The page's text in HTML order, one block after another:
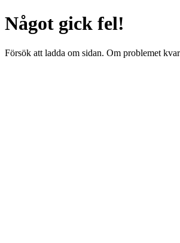
Något gick fel!
Försök att ladda om sidan. Om problemet